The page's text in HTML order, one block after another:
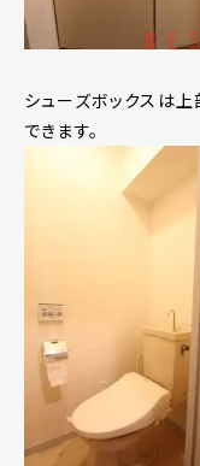
シューズボックスは
できます。